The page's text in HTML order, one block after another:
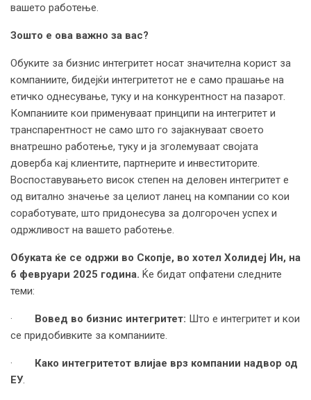
вашето работење.
Зошто е ова важно за вас?
Обуките за бизнис интегритет носат значителна корист за
компаниите, бидејќи интегритетот не е само прашање на
етичко однесување, туку и на конкурентност на пазарот.
Компаниите кои применуваат принципи на интегритет и
транспарентност не само што го зајакнуваат своето
внатрешно работење, туку и ја зголемуваат својата
доверба кај клиентите, партнерите и инвеститорите.
Воспоставувањето висок степен на деловен интегритет е
од витално значење за целиот ланец на компании со кои
соработувате, што придонесува за долгорочен успех и
одржливост на вашето работење.
Обуката ќе се одржи во Скопје, во хотел Холидеј Ин, на
6 февруари 2025 година. Ќе бидат опфатени следните
теми:
· Вовед во бизнис интегритет: Што е интегритет и кои
се придобивките за компаниите.
· Како интегритетот влијае врз компании надвор од
ЕУ.